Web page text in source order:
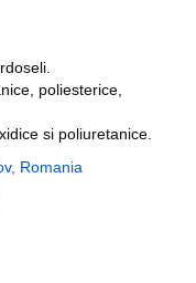
poliesterice,
si poliuretanice.
Romania